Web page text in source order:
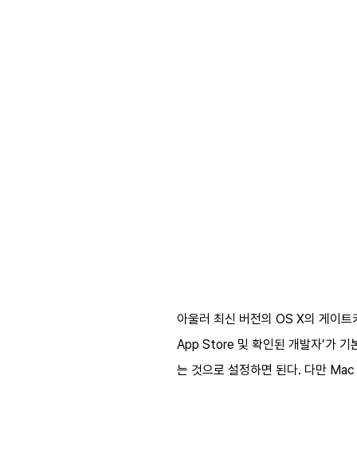
아울러 최신 버전의 OS X의 게이
App Store 및 확인된 개발자’가 기
는 것으로 설정하면 된다. 다만